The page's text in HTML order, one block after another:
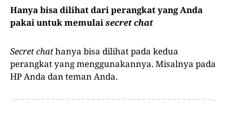
Hanya bisa dilihat dari perangkat yang Anda
pakai untuk memulaisecret chat
Secret chathanya bisa dilihat pada kedua
perangkat yang menggunakannya. Misalnya pada
HP Anda dan teman Anda.